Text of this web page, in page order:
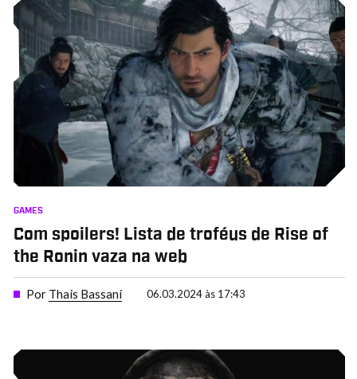
GAMES
Com spoilers! Lista de troféus de Rise of
the Ronin vaza na web
Por Thais Bassani 06.03.2024 às 17:43